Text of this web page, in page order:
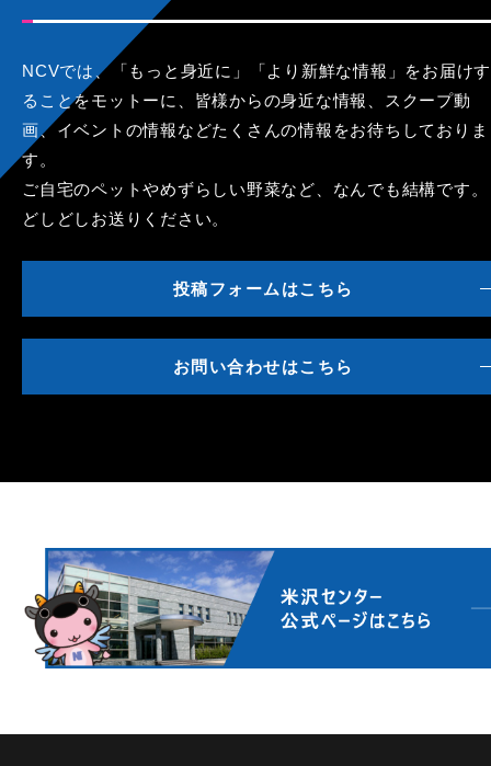
NCVでは、「もっと身近に」「より新鮮な情報」をお届けす
ることをモットーに、皆様からの身近な情報、スクープ動
画、イベントの情報などたくさんの情報をお待ちしておりま
す。
ご自宅のペットやめずらしい野菜など、なんでも結構です。
どしどしお送りください。
投稿フォームはこちら
お問い合わせはこちら